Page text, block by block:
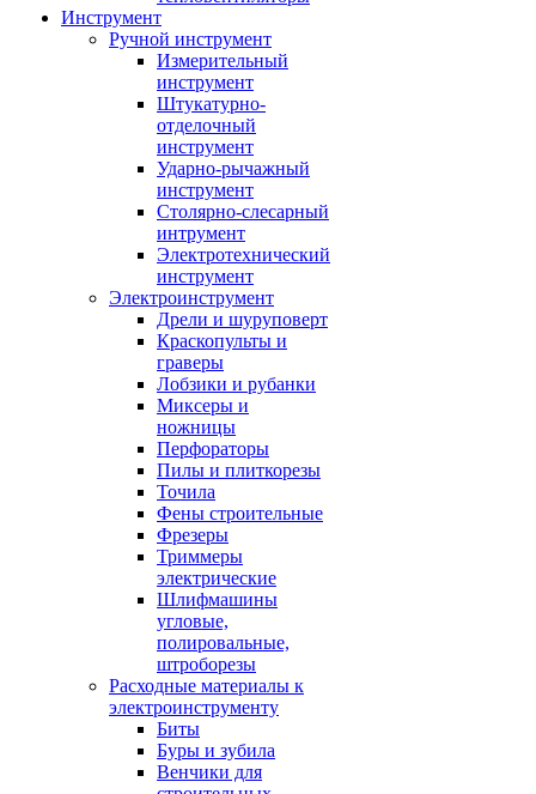
Инструмент
Ручной инструмент
Измерительный
инструмент
Штукатурно-
отделочный
инструмент
Ударно-рычажный
инструмент
Столярно-слесарный
интрумент
Электротехнический
инструмент
Электроинструмент
Дрели и шуруповерт
Краскопульты и
граверы
Лобзики и рубанки
Миксеры и
ножницы
Перфораторы
Пилы и плиткорезы
Точила
Фены строительные
Фрезеры
Триммеры
электрические
Шлифмашины
угловые,
полировальные,
штроборезы
Расходные материалы к
электроинструменту
Биты
Буры и зубила
Венчики для